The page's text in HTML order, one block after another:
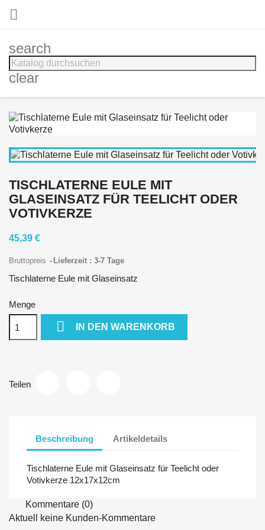

search
clear
TISCHLATERNE EULE MIT
GLASEINSATZ FÜR TEELICHT ODER
VOTIVKERZE
45,39 €
Bruttopreis Lieferzeit : 3-7 Tage
Tischlaterne Eule mit Glaseinsatz
Menge
 IN DEN WARENKORB
Teilen
Beschreibung Artikeldetails
Tischlaterne Eule mit Glaseinsatz für Teelicht oder
Votivkerze 12x17x12cm
Kommentare (0)
Aktuell keine Kunden-Kommentare